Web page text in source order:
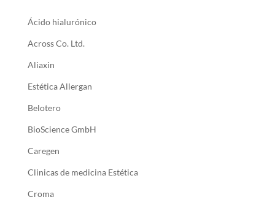
Ácido hialurónico
Across Co. Ltd.
Aliaxin
Estética Allergan
Belotero
BioScience GmbH
Caregen
Clinicas de medicina Estética
Croma